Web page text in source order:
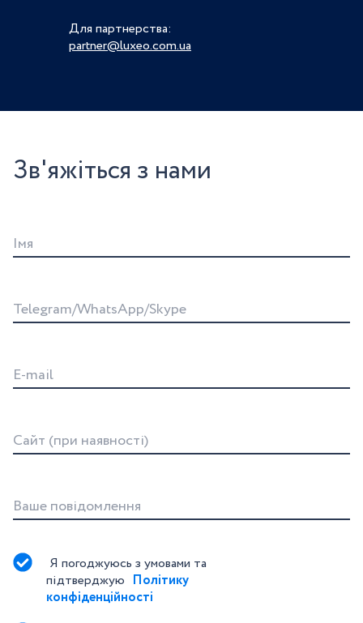
Для партнерства:
partner@luxeo.com.ua
Зв'яжіться з нами
Iмя
Telegram/WhatsApp/Skype
E-mail
Сайт (при наявності)
Ваше повідомлення
Я погоджуюсь з умовами та
підтверджую Політику
конфіденційності